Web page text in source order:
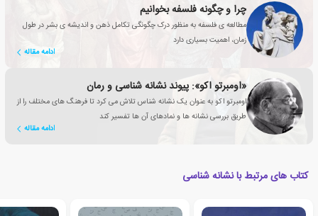
چرا و چگونه فلسفه بخوانیم
مطالعه ی فلسفه به منظور درک چگونگی تکامل ذهن و اندیشه ی بشر در طول
زمان، اهمیت بسیاری دارد
ادامه مقاله
«اومبرتو اکو»: پیوند نشانه شناسی و رمان
اومبرتو اکو به عنوان یک نشانه شناس تلاش می کرد تا فرهنگ های مختلف را از
طریق بررسی نشانه ها و نمادهای آن ها تفسیر کند
ادامه مقاله
کتاب های مرتبط با نشانه شناسی